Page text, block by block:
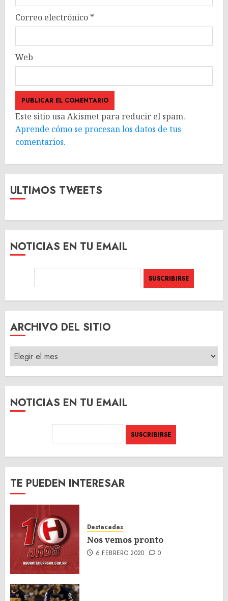
Correo electrónico *
Web
Este sitio usa Akismet para reducir el spam.
Aprende cómo se procesan los datos de tus
comentarios.
ULTIMOS TWEETS
NOTICIAS EN TU EMAIL
ARCHIVO DEL SITIO
ARCHIVO
DEL
SITIO
NOTICIAS EN TU EMAIL
TE PUEDEN INTERESAR
Destacadas
Nos vemos pronto
6 FEBRERO 2020 0